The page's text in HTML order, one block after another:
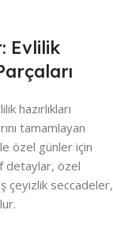
Evlilik
hazırlıkları
tamamlayan
özel günler için
detaylar, özel
çeyizlik seccadeler,